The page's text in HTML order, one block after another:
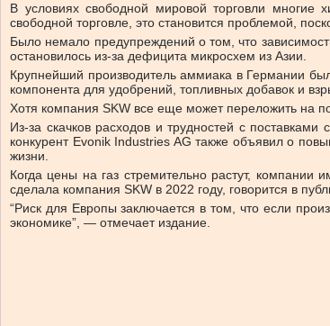
В условиях свободной мировой торговли многие
свободной торговле, это становится проблемой,
Было немало предупреждений о том, что
остановилось из-за дефицита микросхем из Азии.
Крупнейший производитель аммиака в Германии
компонента для удобрений, топливных добавок и
Хотя компания SKW все еще может переложить на
Из-за скачков расходов и трудностей с
конкурент Evonik Industries AG также объявил о
жизни.
Когда цены на газ стремительно растут,
сделала компания SKW в 2022 году, говорится в
“Риск для Европы заключается в том, что если
экономике”, — отмечает издание.